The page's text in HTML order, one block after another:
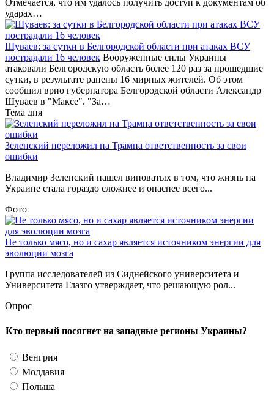
Отмечается, что им удалось получить доступ к документам об
ударах…
Шуваев: за сутки в Белгородской области при атаках ВСУ
пострадали 16 человек Вооруженные силы Украины
атаковали Белгородскую область более 120 раз за прошедшие
сутки, в результате ранены 16 мирных жителей. Об этом
сообщил врио губернатора Белгородской области Александр
Шуваев в "Максе". "За…
Тема дня
Зеленский переложил на Трампа ответственность за свои
ошибки
Владимир Зеленский нашел виноватых в том, что жизнь на
Украине стала гораздо сложнее и опаснее всего...
Фото
Не только мясо, но и сахар является источником энергии для
эволюции мозга
Группа исследователей из Сиднейского университета и
Университета Глазго утверждает, что решающую рол...
Опрос
Кто первый посягнет на западные регионы Украины?
Венгрия
Молдавия
Польша